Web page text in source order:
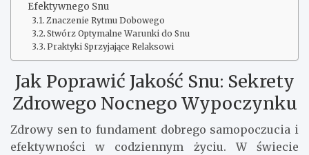
Efektywnego Snu
Znaczenie Rytmu Dobowego
Stwórz Optymalne Warunki do Snu
Praktyki Sprzyjające Relaksowi
Jak Poprawić Jakość Snu: Sekrety
Zdrowego Nocnego Wypoczynku
Zdrowy sen to fundament dobrego samopoczucia i
efektywności w codziennym życiu. W świecie